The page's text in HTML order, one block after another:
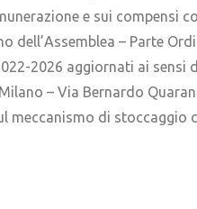
e sui compensi
dell’Assemblea – Parte
2026 aggiornati ai sensi
– Via Bernardo
meccanismo di stoccaggio